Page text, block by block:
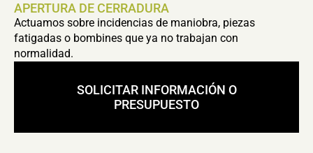
APERTURA DE CERRADURA
Actuamos sobre incidencias de maniobra, piezas
fatigadas o bombines que ya no trabajan con
normalidad.
SOLICITAR INFORMACIÓN O
PRESUPUESTO